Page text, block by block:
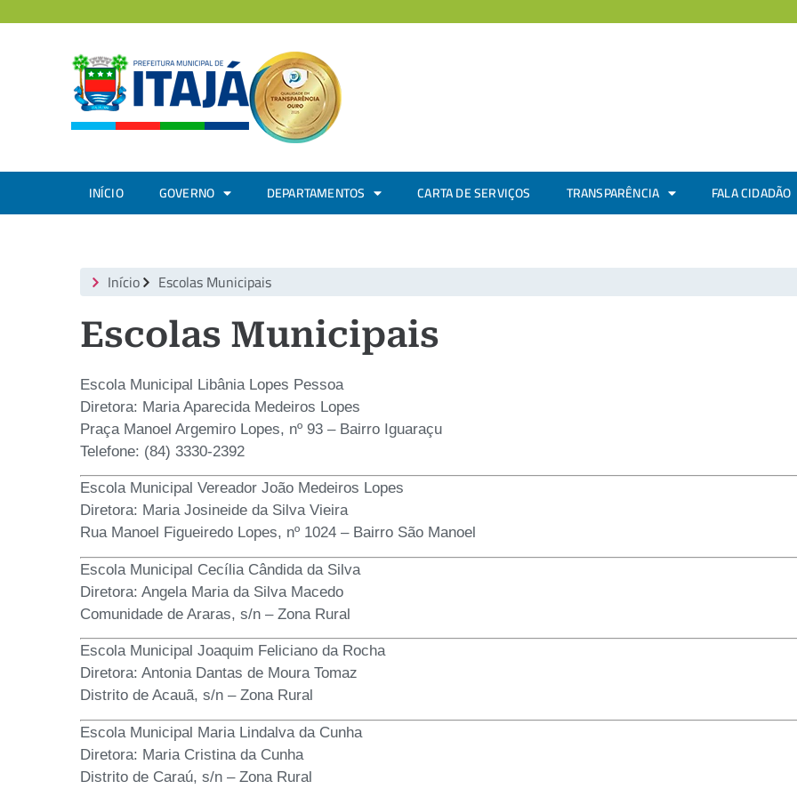
INÍCIO GOVERNO DEPARTAMENTOS CARTA DE SERVIÇOS TRANSPARÊNCIA FALA CIDADÃO
Início Escolas Municipais
Escolas Municipais
Escola Municipal Libânia Lopes Pessoa
Diretora: Maria Aparecida Medeiros Lopes
Praça Manoel Argemiro Lopes, nº 93 – Bairro Iguaraçu
Telefone: (84) 3330-2392
Escola Municipal Vereador João Medeiros Lopes
Diretora: Maria Josineide da Silva Vieira
Rua Manoel Figueiredo Lopes, nº 1024 – Bairro São Manoel
Escola Municipal Cecília Cândida da Silva
Diretora: Angela Maria da Silva Macedo
Comunidade de Araras, s/n – Zona Rural
Escola Municipal Joaquim Feliciano da Rocha
Diretora: Antonia Dantas de Moura Tomaz
Distrito de Acauã, s/n – Zona Rural
Escola Municipal Maria Lindalva da Cunha
Diretora: Maria Cristina da Cunha
Distrito de Caraú, s/n – Zona Rural